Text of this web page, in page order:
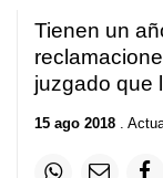
Tienen un
juzgado que
15 ago 2018 .